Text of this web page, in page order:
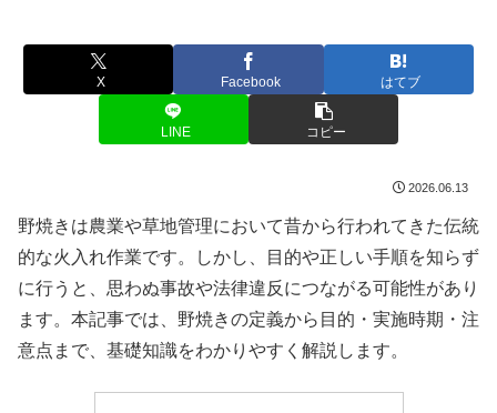
X Facebook はてブ
LINE コピー
2026.06.13
野焼きは農業や草地管理において昔から行われてきた伝統
的な火入れ作業です。しかし、目的や正しい手順を知らず
に行うと、思わぬ事故や法律違反につながる可能性があり
ます。本記事では、野焼きの定義から目的・実施時期・注
意点まで、基礎知識をわかりやすく解説します。